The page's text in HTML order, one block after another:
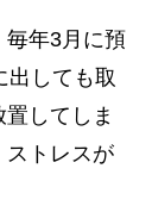
毎年3月に預
出しても取
してしま
ストレスが